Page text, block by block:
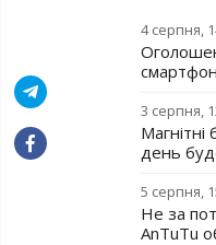
4 серпня,
3 серпня,
день
5 серпня,
Не за
AnTuTu